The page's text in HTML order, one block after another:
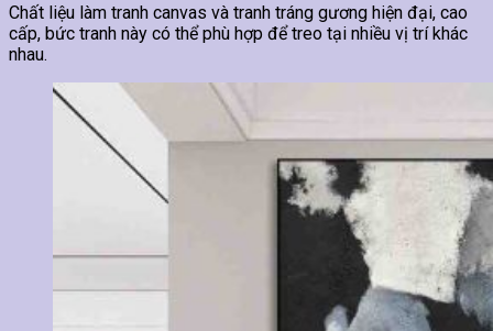
Chất liệu làm tranh canvas và tranh tráng gương hiện đại, cao
cấp, bức tranh này có thể phù hợp để treo tại nhiều vị trí khác
nhau.